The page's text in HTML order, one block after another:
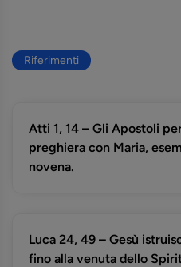
Riferimenti
Atti 1, 14 – Gli Apostoli
preghiera con Maria,
novena.
Luca 24, 49 – Gesù
fino alla venuta dello